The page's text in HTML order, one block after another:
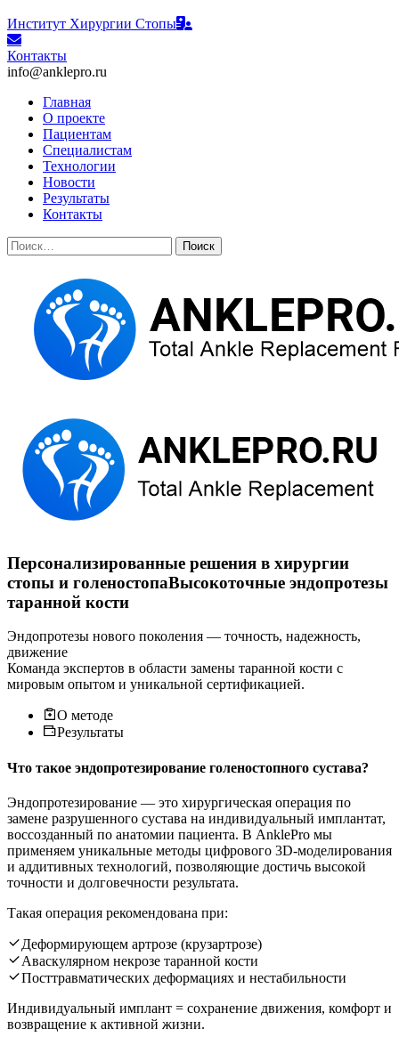
Институт Хирургии Стопы
Контакты
info@anklepro.ru
Главная
О проекте
Пациентам
Специалистам
Технологии
Новости
Результаты
Контакты
Найти:
Персонализированные решения в хирургии
стопы и голеностопаВысокоточные эндопротезы
таранной кости
Эндопротезы нового поколения — точность, надежность,
движение
Команда экспертов в области замены таранной кости с
мировым опытом и уникальной сертификацией.
О методе
Результаты
Что такое эндопротезирование голеностопного сустава?
Эндопротезирование — это хирургическая операция по
замене разрушенного сустава на индивидуальный имплантат,
воссозданный по анатомии пациента. В AnklePro мы
применяем уникальные методы цифрового 3D-моделирования
и аддитивных технологий, позволяющие достичь высокой
точности и долговечности результата.
Такая операция рекомендована при:
Деформирующем артрозе (крузартрозе)
Аваскулярном некрозе таранной кости
Посттравматических деформациях и нестабильности
Индивидуальный имплант = сохранение движения, комфорт и
возвращение к активной жизни.